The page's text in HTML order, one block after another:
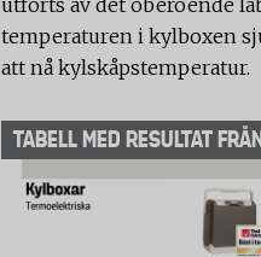
temperaturen i kylboxen
att nå kylskåpstemperatur.
TABELL MED RESULTAT